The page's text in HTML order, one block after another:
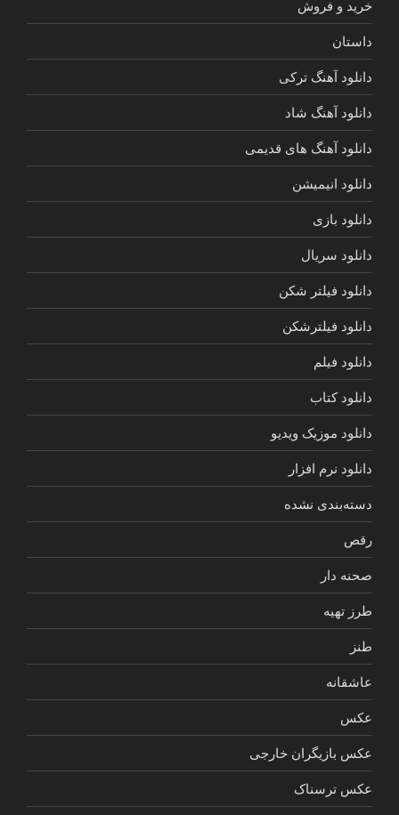
خرید و فروش
داستان
دانلود آهنگ ترکی
دانلود آهنگ شاد
دانلود آهنگ های قدیمی
دانلود انیمیشن
دانلود بازی
دانلود سریال
دانلود فیلتر شکن
دانلود فیلترشکن
دانلود فیلم
دانلود کتاب
دانلود موزیک ویدیو
دانلود نرم افزار
دسته‌بندی نشده
رقص
صحنه دار
طرز تهیه
طنز
عاشقانه
عکس
عکس بازیگران خارجی
عکس ترسناک